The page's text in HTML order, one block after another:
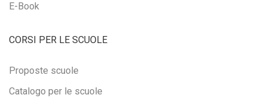
E-Book
CORSI PER LE SCUOLE
Proposte scuole
Catalogo per le scuole